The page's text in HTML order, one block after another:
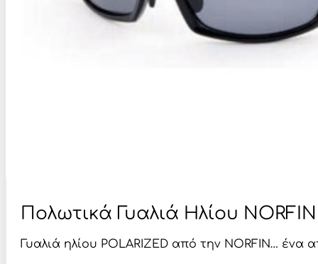
Πολωτικά Γυαλιά Ηλίου NORFIN
Γυαλιά ηλίου POLARIZED από την NORFIN…